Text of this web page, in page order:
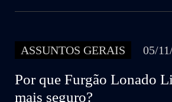
ASSUNTOS GERAIS 05/
Por que Furgão Lonado
mais seguro?